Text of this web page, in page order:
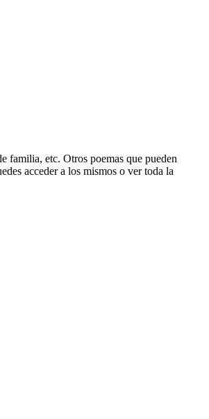
familia, etc. Otros poemas que pueden
acceder a los mismos o ver toda la